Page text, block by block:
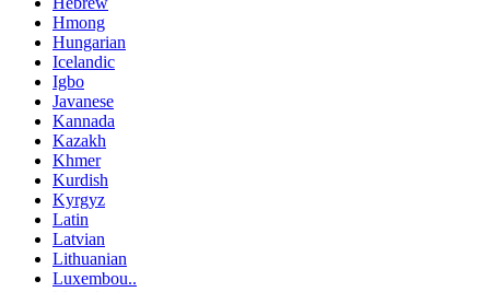
Hmong
Hungarian
Icelandic
Igbo
Javanese
Kannada
Kazakh
Khmer
Kurdish
Kyrgyz
Latin
Latvian
Lithuanian
Luxembou..